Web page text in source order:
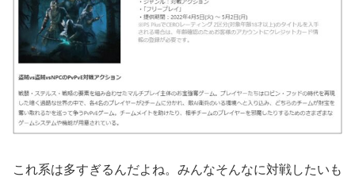
これ系は多すぎるんだよね。みんなそんなに対戦したいも